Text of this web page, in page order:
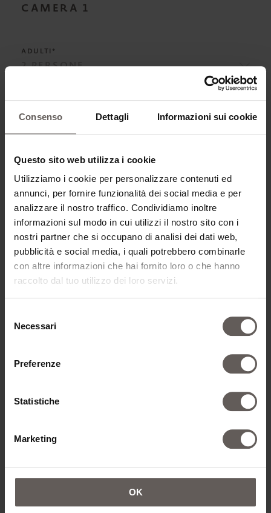
Consenso Dettagli Informazioni sui cookie
Questo sito web utilizza i cookie
Utilizziamo i cookie per personalizzare contenuti ed
annunci, per fornire funzionalità dei social media e per
analizzare il nostro traffico. Condividiamo inoltre
informazioni sul modo in cui utilizzi il nostro sito con i
nostri partner che si occupano di analisi dei dati web,
pubblicità e social media, i quali potrebbero combinarle
con altre informazioni che hai fornito loro o che hanno
raccolto dal tuo utilizzo dei loro servizi.
delNecessari
Preferenze
Statistiche
Marketing
OK
CAMERA 1
ADULTI*
AGGIUNGERE BAMBINI
RISTORAZIONE*
TIPO DI CAMERA*
DATI DI CONTATTO
NOME*